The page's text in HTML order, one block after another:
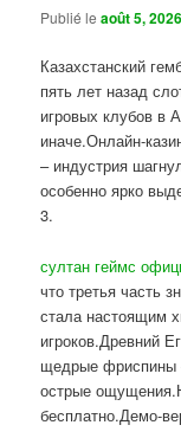
Publié leaoût 5, 2026
Казахстанский
пять лет назад
игровых клубов в
иначе.Онлайн-
– индустрия
особенно ярко
3.
султан геймс
что третья часть
стала настоящим
игроков.Древний
щедрые фриспины
острые
бесплатно.Демо-